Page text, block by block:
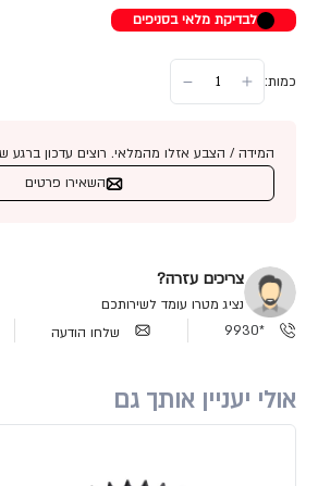
לבדיקת מלאי בסניפים
כמות:
המידה / הצבע אזלו מהמלאי. רוצים עדכון ברגע
השאירו פרטים
צריכים עזרה?
נציג מטרו עומד לשירותכם
*9930
שלחו הודעה
אולי יעניין אותך גם